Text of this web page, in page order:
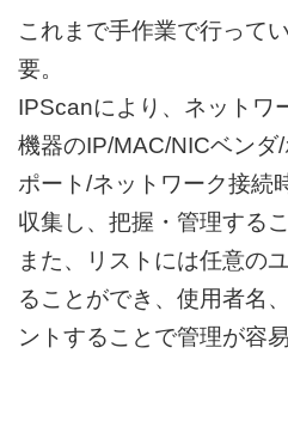
これまで手作業で行って
要。
IPScanにより、ネットワ
機器のIP/MAC/NICベンダ
ポート/ネットワーク接続
収集し、把握・管理する
また、リストには任意の
ることができ、使用者名
ントすることで管理が容